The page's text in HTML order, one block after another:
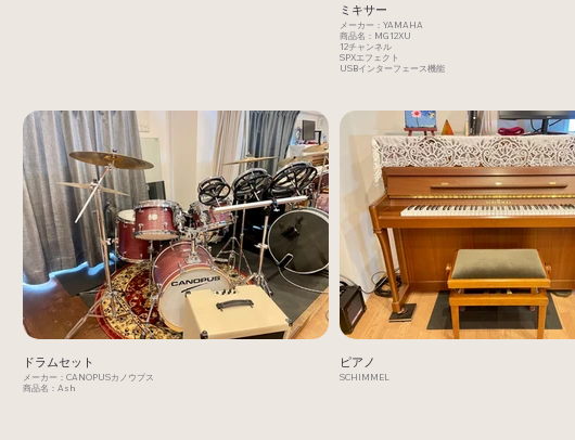
ミキサー
メーカー：YAMAHA
商品名：MG12XU
12チャンネル
SPXエフェクト
USBインターフェース機能
ドラムセット
メーカー：CANOPUSカノウプス
商品名：Ash
ピアノ
SCHIMMEL